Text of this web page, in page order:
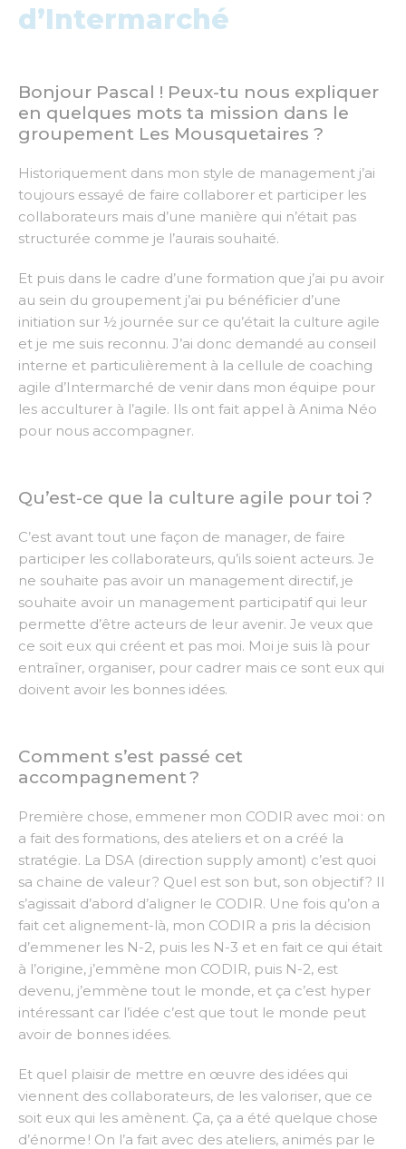
d’Intermarché
Bonjour Pascal ! Peux-tu nous expliquer
en quelques mots ta mission dans le
groupement Les Mousquetaires ?
Historiquement dans mon style de management j’ai
toujours essayé de faire collaborer et participer les
collaborateurs mais d’une manière qui n’était pas
structurée comme je l’aurais souhaité.
Et puis dans le cadre d’une formation que j’ai pu avoir
au sein du groupement j’ai pu bénéficier d’une
initiation sur ½ journée sur ce qu’était la culture agile
et je me suis reconnu. J’ai donc demandé au conseil
interne et particulièrement à la cellule de coaching
agile d’Intermarché de venir dans mon équipe pour
les acculturer à l’agile. Ils ont fait appel à Anima Néo
pour nous accompagner.
Qu’est-ce que la culture agile pour toi ?
C’est avant tout une façon de manager, de faire
participer les collaborateurs, qu’ils soient acteurs. Je
ne souhaite pas avoir un management directif, je
souhaite avoir un management participatif qui leur
permette d’être acteurs de leur avenir. Je veux que
ce soit eux qui créent et pas moi. Moi je suis là pour
entraîner, organiser, pour cadrer mais ce sont eux qui
doivent avoir les bonnes idées.
Comment s’est passé cet
accompagnement ?
Première chose, emmener mon CODIR avec moi : on
a fait des formations, des ateliers et on a créé la
stratégie. La DSA (direction supply amont) c’est quoi
sa chaine de valeur ? Quel est son but, son objectif ? Il
s’agissait d’abord d’aligner le CODIR. Une fois qu’on a
fait cet alignement-là, mon CODIR a pris la décision
d’emmener les N-2, puis les N-3 et en fait ce qui était
à l’origine, j’emmène mon CODIR, puis N-2, est
devenu, j’emmène tout le monde, et ça c’est hyper
intéressant car l’idée c’est que tout le monde peut
avoir de bonnes idées.
Et quel plaisir de mettre en œuvre des idées qui
viennent des collaborateurs, de les valoriser, que ce
soit eux qui les amènent. Ça, ça a été quelque chose
d’énorme ! On l’a fait avec des ateliers, animés par le